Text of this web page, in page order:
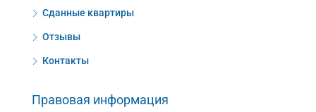
Сданные квартиры
Отзывы
Контакты
Правовая информация